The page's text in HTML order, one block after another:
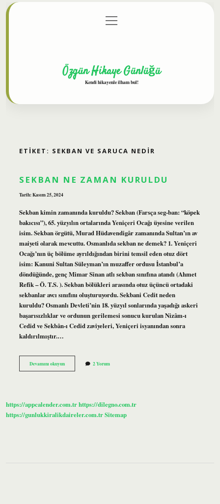
Gizlilik Politikası
menüyü
aç
Özgün Hikaye Günlüğü
Kendi hikayenle ilham bul!
ETIKET: SEKBAN VE SARUCA NEDIR
SEKBAN NE ZAMAN KURULDU
Tarih: Kasım 25, 2024
Sekban kimin zamanında kuruldu? Sekban (Farsça seg-ban: “köpek
bakıcısı”), 65. yüzyılın ortalarında Yeniçeri Ocağı üyesine verilen
isim. Sekban örgütü, Murad Hüdavendigâr zamanında Sultan’ın av
maiyeti olarak mevcuttu. Osmanlıda sekban ne demek? 1. Yeniçeri
Ocağı’nın üç bölüme ayrıldığından birini temsil eden otuz dört
isim: Kanuni Sultan Süleyman’ın muzaffer ordusu İstanbul’a
döndüğünde, genç Mimar Sinan atlı sekban sınıfına atandı (Ahmet
Refik – Ö. T.S. ). Sekban bölükleri arasında otuz üçüncü ortadaki
sekbanlar avcı sınıfını oluşturuyordu. Sekbani Cedit neden
kuruldu? Osmanlı Devleti’nin 18. yüzyıl sonlarında yaşadığı askeri
başarısızlıklar ve ordunun gerilemesi sonucu kurulan Nizâm-ı
Cedid ve Sekbân-ı Cedid zaviyeleri, Yeniçeri isyanından sonra
kaldırılmıştır.…
Devamını okuyunSekban
Ne
2 Yorum
https://appcalender.com.trhttps://dilegno.com.tr
https://gunlukkiralikdaireler.com.trSitemap